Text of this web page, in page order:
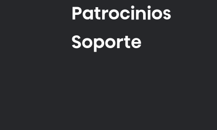
Patrocinios
Soporte